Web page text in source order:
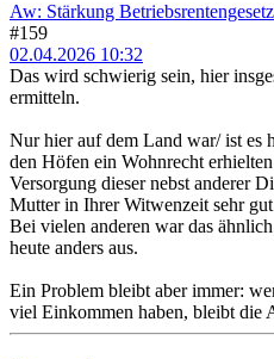
Aw: Stärkung
#159
02.04.2026 10:32
Das wird schwierig sein, hier
ermitteln.
Nur hier auf dem Land war/ ist es
den Höfen ein Wohnrecht
Versorgung dieser nebst anderer
Mutter in Ihrer Witwenzeit sehr
Bei vielen anderen war das
heute anders aus.
Ein Problem bleibt aber immer:
viel Einkommen haben, bleibt die